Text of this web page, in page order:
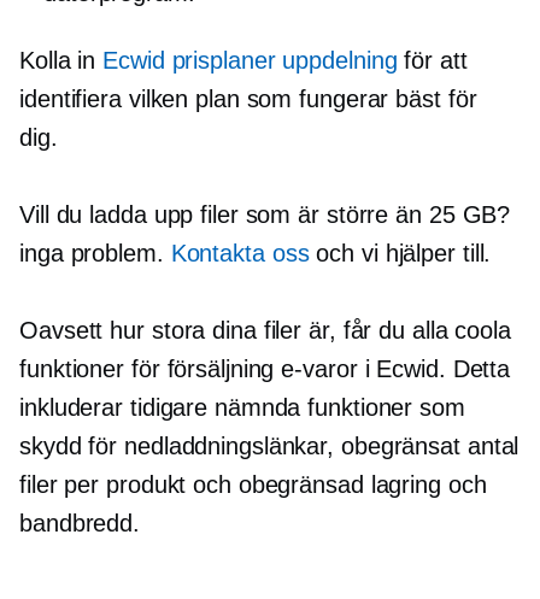
Kolla in Ecwid prisplaner uppdelning för att
identifiera vilken plan som fungerar bäst för
dig.
Vill du ladda upp filer som är större än 25 GB?
inga problem. Kontakta ossoch vi hjälper till.
Oavsett hur stora dina filer är, får du alla coola
funktioner för försäljninge-varori Ecwid. Detta
inkluderar tidigare nämnda funktioner som
skydd för nedladdningslänkar, obegränsat antal
filer per produkt och obegränsad lagring och
bandbredd.